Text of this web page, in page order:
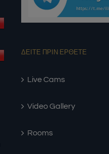
ΔΕΙΤΕ ΠΡΙΝ ΕΡΘΕΤΕ
Live Cams
Video Gallery
Rooms